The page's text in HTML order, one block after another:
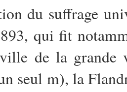
du suffrage
qui fit
de la
seul m), la